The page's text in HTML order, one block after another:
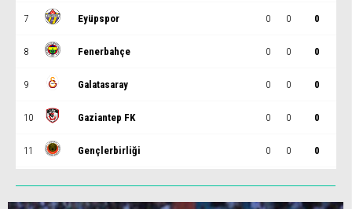
7 Eyüpspor 0 0 0
8 Fenerbahçe 0 0 0
9 Galatasaray 0 0 0
10 Gaziantep FK 0 0 0
11 Gençlerbirliği 0 0 0
12 Göztepe 0 0 0